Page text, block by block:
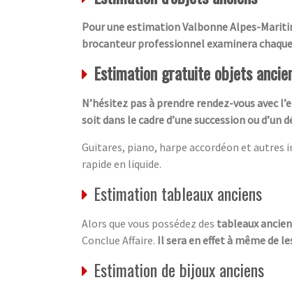
Pour une estimation Valbonne Alpes-
brocanteur professionnel examinera
Estimation gratuite objets
N’hésitez pas à prendre rendez-vous avec
soit dans le cadre d’une succession ou
Guitares, piano, harpe accordéon et
rapide en liquide.
Estimation tableaux anciens
Alors que vous possédez des tableaux
Conclue Affaire. Il sera en effet à même de
Estimation de bijoux anciens